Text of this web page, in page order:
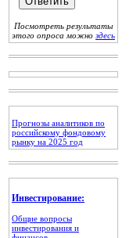
Посмотреть результаты
этого опроса можно здесь
Прогнозы аналитиков по
российскому фондовому
рынку на 2025 год
Инвестирование:
Общие вопросы
инвестирования и